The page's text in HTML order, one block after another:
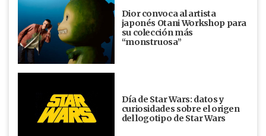
Dior convoca al artista
japonés Otani Workshop para
su colección más
“monstruosa”
Día de Star Wars: datos y
curiosidades sobre el origen
del logotipo de Star Wars